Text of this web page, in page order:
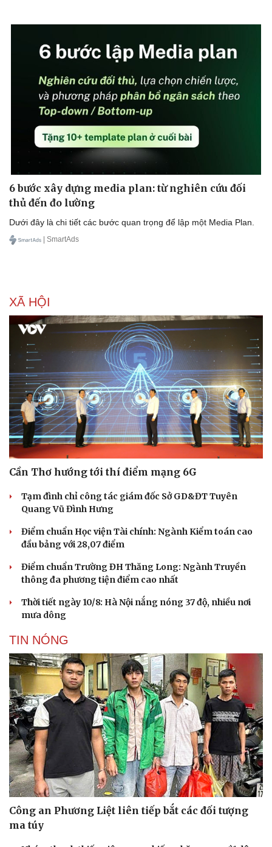
Nhi khoa
Nam khoa
Phòng mạch online
Ăn sạch sống khỏe
Văn hóa
Sân khấu - Điện ảnh
Văn học
Âm nhạc
Di sản
Giải trí
Nghệ sĩ
Thời trang
Sao Việt
6 bước xây dựng media plan: từ nghiên cứu đối
thủ đến đo lường
Dưới đây là chi tiết các bước quan trọng để lập một Media Plan.
| SmartAds
XÃ HỘI
Cần Thơ hướng tới thí điểm mạng 6G
Tạm đình chỉ công tác giám đốc Sở GD&ĐT Tuyên
Quang Vũ Đình Hưng
Điểm chuẩn Học viện Tài chính: Ngành Kiểm toán cao
đầu bảng với 28,07 điểm
Điểm chuẩn Trường ĐH Thăng Long: Ngành Truyền
thông đa phương tiện điểm cao nhất
Thời tiết ngày 10/8: Hà Nội nắng nóng 37 độ, nhiều nơi
mưa dông
TIN NÓNG
Công an Phương Liệt liên tiếp bắt các đối tượng
ma túy